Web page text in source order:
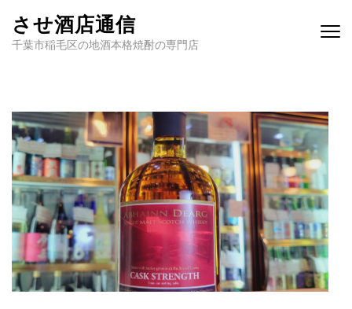
させ酒店通信
千葉市稲毛区の地酒本格焼酎の専門店